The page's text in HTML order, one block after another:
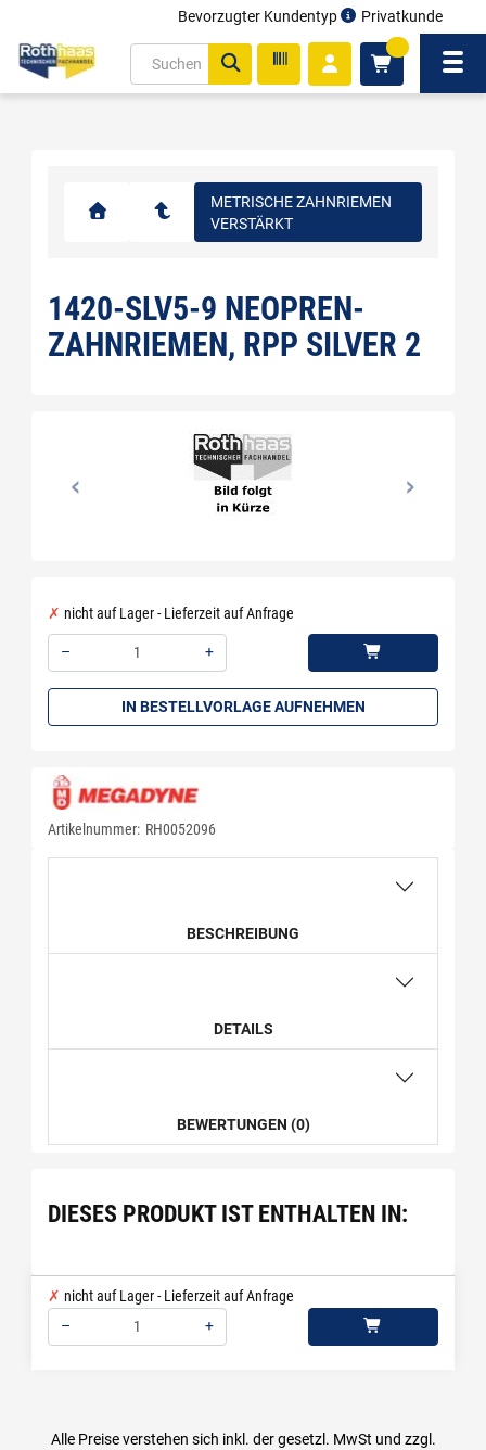
Bevorzugter Kundentyp Privatkunde
METRISCHE ZAHNRIEMEN
VERSTÄRKT
1420-SLV5-9 NEOPREN-
ZAHNRIEMEN, RPP SILVER 2
nicht auf Lager - Lieferzeit auf Anfrage
–
+
IN BESTELLVORLAGE AUFNEHMEN
Artikelnummer: RH0052096
BESCHREIBUNG
DETAILS
BEWERTUNGEN (0)
DIESES PRODUKT IST ENTHALTEN IN:
nicht auf Lager - Lieferzeit auf Anfrage
–
+
Alle Preise verstehen sich inkl. der gesetzl. MwSt und zzgl.